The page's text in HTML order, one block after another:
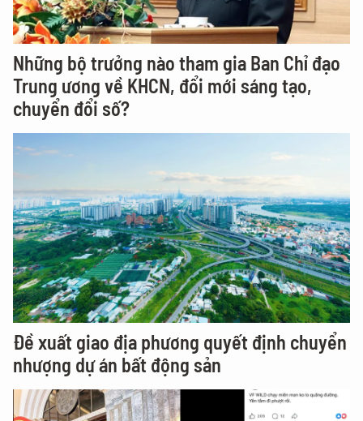
Những bộ trưởng nào tham gia Ban Chỉ đạo
Trung ương về KHCN, đổi mới sáng tạo,
chuyển đổi số?
Đề xuất giao địa phương quyết định chuyển
nhượng dự án bất động sản